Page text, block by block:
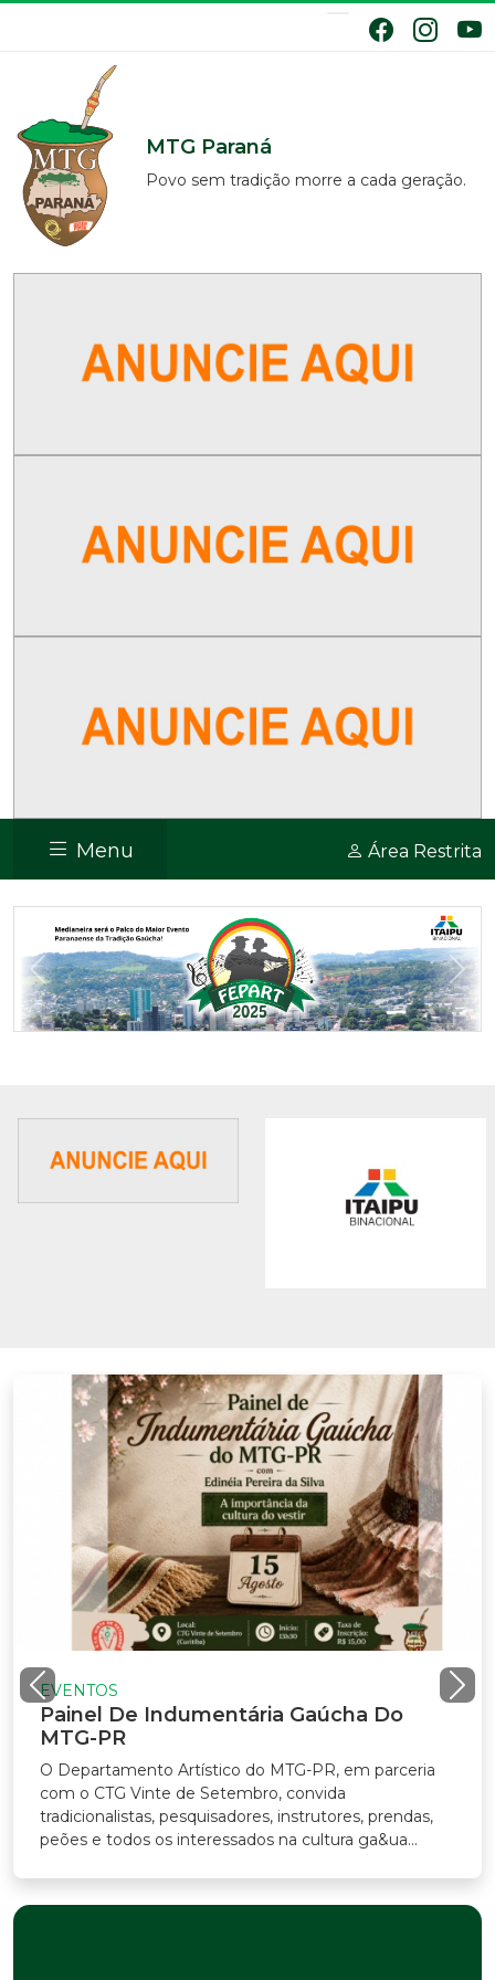
MTG Paraná
Povo sem tradição morre a cada geração.
Menu Área Restrita
Previous
De Indumentária Gaúcha Do
PR
Artístico do MTG-PR, em parceria
o CTG Vinte de Setembro, convida
pesquisadores, instrutores, prendas,
e todos os interessados na cultura ga&ua...